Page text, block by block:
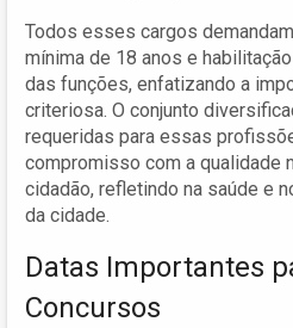
Todos esses cargos
mínima de 18 anos e
das funções, enfatizando a
criteriosa. O conjunto
requeridas para essas
compromisso com a qualidade
cidadão, refletindo na saúde e
da cidade.
Datas Importantes
Concursos